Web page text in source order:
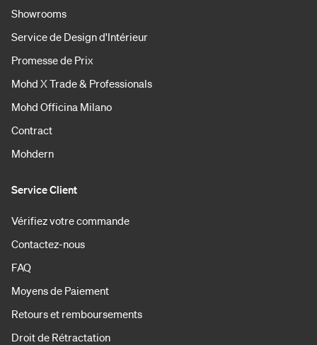
Showrooms
Service de Design d'Intérieur
Promesse de Prix
Mohd X Trade & Professionals
Mohd Officina Milano
Contract
Mohdern
Service Client
Vérifiez votre commande
Contactez-nous
FAQ
Moyens de Paiement
Retours et remboursements
Droit de Rétractation